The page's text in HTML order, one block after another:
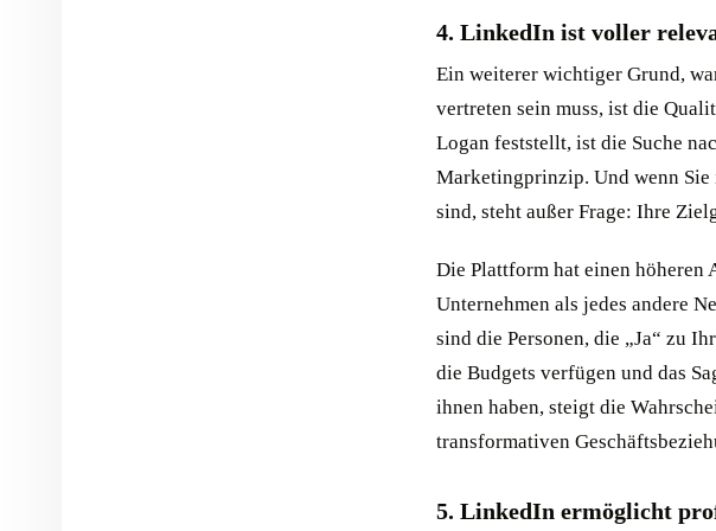
4. LinkedIn ist voller
Ein weiterer wichtiger Grund,
vertreten sein muss, ist die
Logan feststellt, ist die Suche
Marketingprinzip. Und wenn
sind, steht außer Frage: Ihre
Die Plattform hat einen höheren
Unternehmen als jedes andere
sind die Personen, die „Ja“ zu
die Budgets verfügen und das
ihnen haben, steigt die
transformativen
5. LinkedIn ermöglicht